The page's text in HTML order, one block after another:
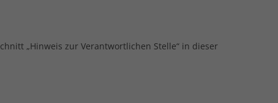
„Hinweis zur Verantwortlichen Stelle“ in dieser